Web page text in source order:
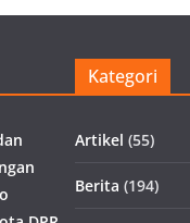
Kategori
Artikel (55)
Berita (194)